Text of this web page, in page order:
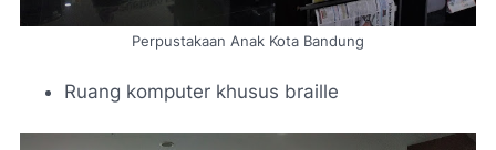
Perpustakaan Anak Kota Bandung
Ruang komputer khusus braille